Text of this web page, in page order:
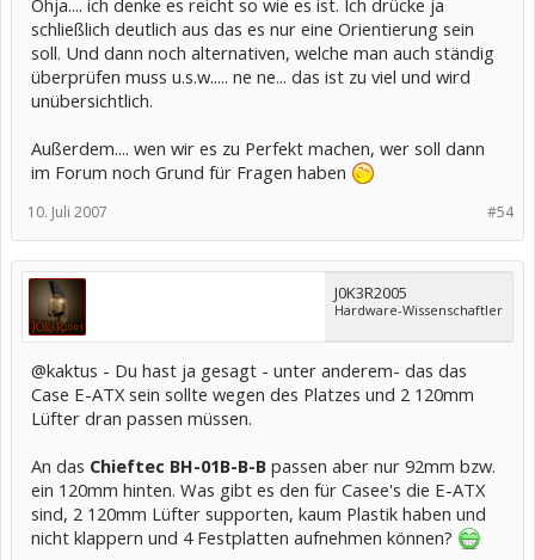
Ohja.... ich denke es reicht so wie es ist. Ich drücke ja
schließlich deutlich aus das es nur eine Orientierung sein
soll. Und dann noch alternativen, welche man auch ständig
überprüfen muss u.s.w..... ne ne... das ist zu viel und wird
unübersichtlich.
Außerdem.... wen wir es zu Perfekt machen, wer soll dann
im Forum noch Grund für Fragen haben
#54
10. Juli 2007
J0K3R2005
Hardware-Wissenschaftler
@kaktus - Du hast ja gesagt - unter anderem- das das
Case E-ATX sein sollte wegen des Platzes und 2 120mm
Lüfter dran passen müssen.
An das Chieftec BH-01B-B-B passen aber nur 92mm bzw.
ein 120mm hinten. Was gibt es den für Casee's die E-ATX
sind, 2 120mm Lüfter supporten, kaum Plastik haben und
nicht klappern und 4 Festplatten aufnehmen können?